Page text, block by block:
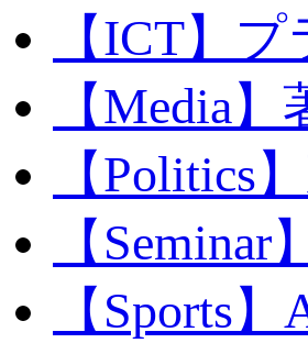
【ICT】
【Media
【Politics
【Seminar
【Sports